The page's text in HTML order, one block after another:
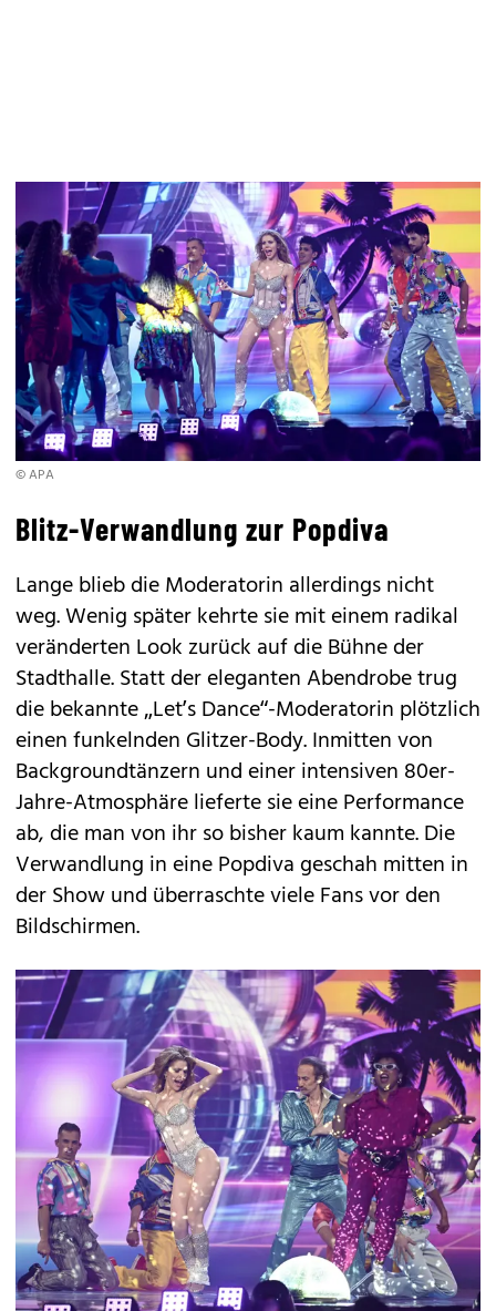
© APA
Blitz-Verwandlung zur Popdiva
Lange blieb die Moderatorin allerdings nicht
weg. Wenig später kehrte sie mit einem radikal
veränderten Look zurück auf die Bühne der
Stadthalle. Statt der eleganten Abendrobe trug
die bekannte „Let’s Dance“-Moderatorin plötzlich
einen funkelnden Glitzer-Body. Inmitten von
Backgroundtänzern und einer intensiven 80er-
Jahre-Atmosphäre lieferte sie eine Performance
ab, die man von ihr so bisher kaum kannte. Die
Verwandlung in eine Popdiva geschah mitten in
der Show und überraschte viele Fans vor den
Bildschirmen.